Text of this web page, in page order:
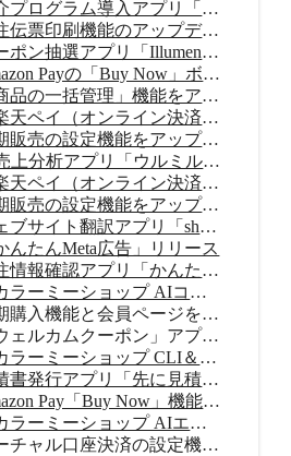
紹介プログラム導入アプリ「Letters（レターズ）」リリース
受注伝票印刷機能のアップデート
クーポン抽選アプリ「Illumenza Coupon （イルメンザ クーポン）」リリース
Amazon Payの「Buy Now」ボタンを提供開始
「商品の一括管理」機能をアップデート
「楽天ペイ（オンライン決済）」のバージョンアップ
定期販売の設定機能をアップデート
AI売上分析アプリ「ウルミル コンシェルジュ」リリース
「楽天ペイ（オンライン決済）」申込受付再開
定期販売の設定機能をアップデート
ウェブサイト翻訳アプリ「shutto翻訳」リリース
んたんMeta広告」リリース
受注情報確認アプリ「かんたん顧客対応」リリース
「カラーミーショップ AIコネクター」リリース
定期購入機能と会員ページをアップデート
「ウェルカムクーポン」アプリをアップデート
「カラーミーショップ CLI＆Skills」をリリース
見積書発行アプリ「先に見積くだサイ for カラーミーショップ」リリース
Amazon Pay「Buy Now」機能をアップデート
「カラーミーショップ AIエージェント」をリリース
バーチャル口座決済の設定機能をアップデート